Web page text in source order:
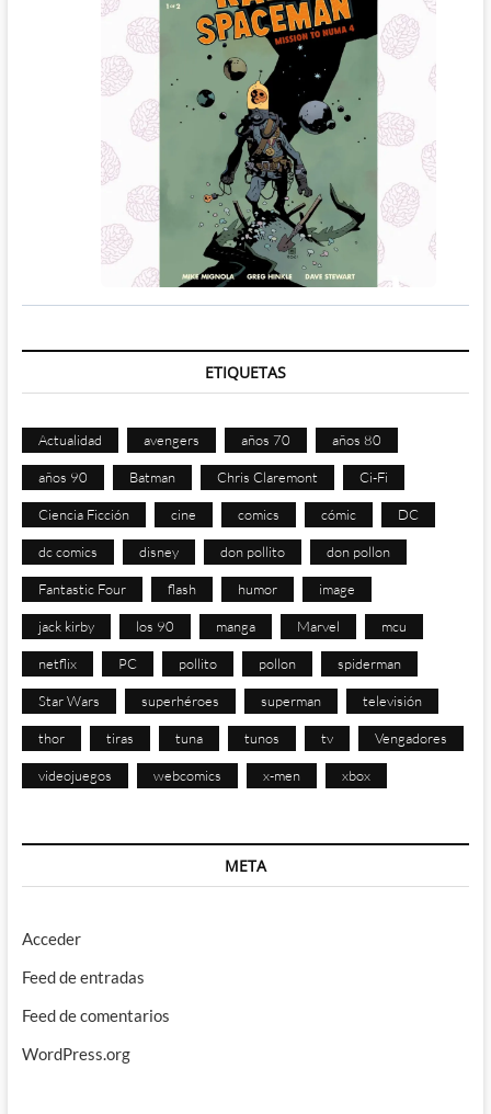
ETIQUETAS
Actualidad avengers años 70 años 80
años 90 Batman Chris Claremont Ci-Fi
Ciencia Ficción cine comics cómic DC
dc comics disney don pollito don pollon
Fantastic Four flash humor image
jack kirby los 90 manga Marvel mcu
netflix PC pollito pollon spiderman
Star Wars superhéroes superman televisión
thor tiras tuna tunos tv Vengadores
videojuegos webcomics x-men xbox
META
Acceder
Feed de entradas
Feed de comentarios
WordPress.org